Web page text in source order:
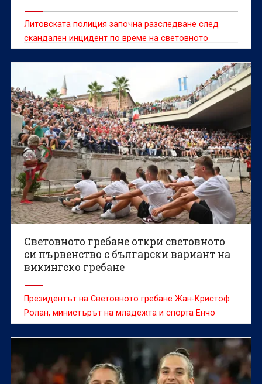
Литовската полиция започна разследване след
скандален инцидент по време на световното
първенство по класически силов трибой, при който
състезателка Сонита Мулух да атакува световен
рекорд.
Световното гребане откри световното
си първенство с български вариант на
викингско гребане
Президентът на Световното гребане Жан-Кристоф
Ролан, министърът на младежта и спорта Енчо
Керязов и председателят на Българския
олимпийски комитет Весела Лечева дадоха старт на
Световното първенство по гребане до 19 г., което
ще се проведе в Пловдив от 6 до 9 август.